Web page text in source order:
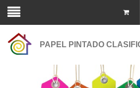
PAPEL PINTADO